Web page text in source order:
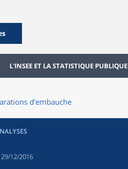
L'INSEE ET LA STATISTIQUE PUBLIQUE
d’embauche
29/12/2016